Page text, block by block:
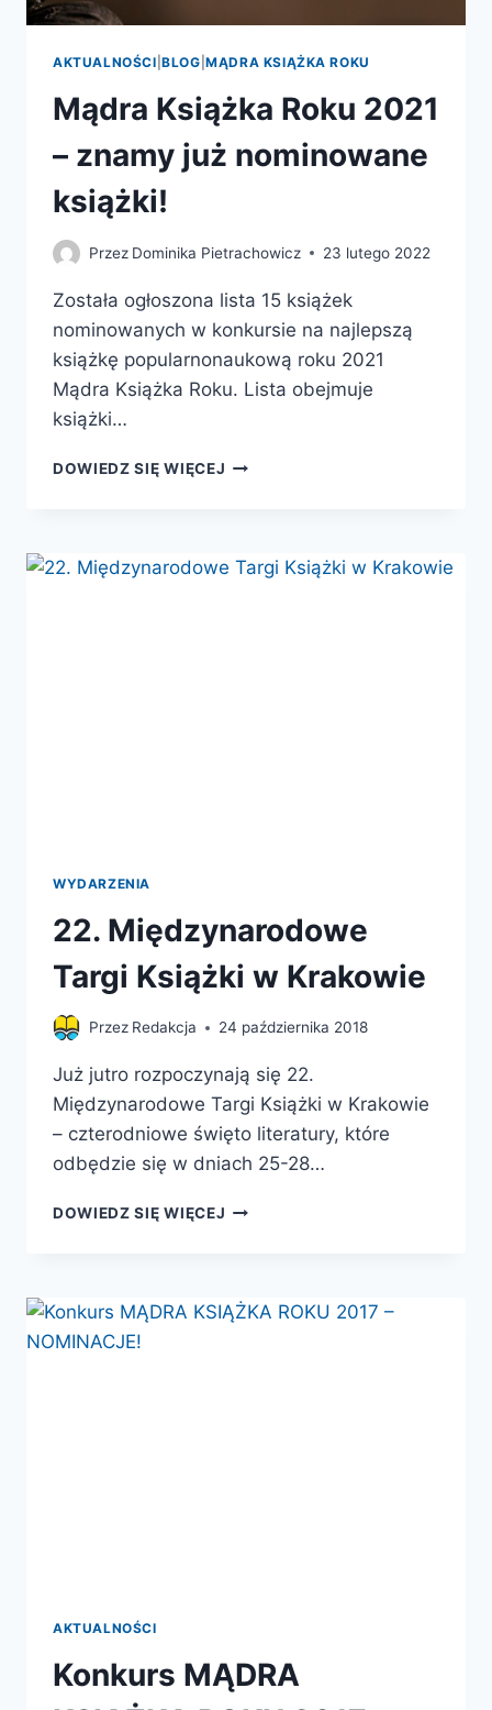
AKTUALNOŚCI |BLOG |MĄDRA KSIĄŻKA ROKU
Mądra Książka Roku 2021
– znamy już nominowane
książki!
Przez Dominika Pietrachowicz 23 lutego 2022
Została ogłoszona lista 15 książek
nominowanych w konkursie na najlepszą
książkę popularnonaukową roku 2021
Mądra Książka Roku. Lista obejmuje
książki…
DOWIEDZ SIĘ WIĘCEJ MĄDRA
ZNAMY
WYDARZENIA
22. Międzynarodowe
Targi Książki w Krakowie
Przez Redakcja 24 października 2018
Już jutro rozpoczynają się 22.
Międzynarodowe Targi Książki w Krakowie
– czterodniowe święto literatury, które
odbędzie się w dniach 25-28…
DOWIEDZ SIĘ WIĘCEJ 22.
W
KRAKOWIE
AKTUALNOŚCI
Konkurs MĄDRA